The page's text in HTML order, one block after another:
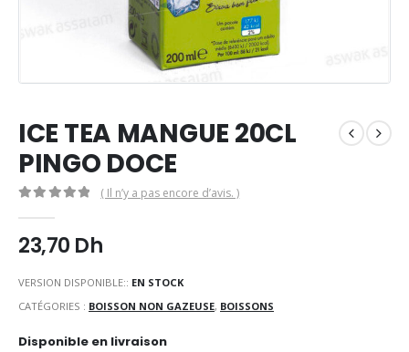
ICE TEA MANGUE 20CL
PINGO DOCE
( Il n’y a pas encore d’avis. )
23,70 Dh
VERSION DISPONIBLE:: EN STOCK
CATÉGORIES : BOISSON NON GAZEUSE, BOISSONS
Disponible en livraison